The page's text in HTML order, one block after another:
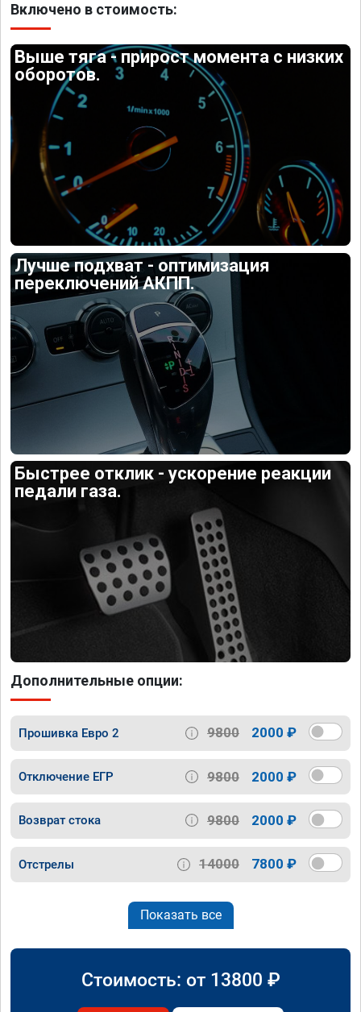
Включено в стоимость:
Выше тяга - прирост момента с низких
оборотов.
Лучше подхват - оптимизация
переключений АКПП.
Быстрее отклик - ускорение реакции
педали газа.
Дополнительные опции:
Прошивка Евро 2 9800 2000 ₽
Отключение ЕГР 9800 2000 ₽
Возврат стока 9800 2000 ₽
Отстрелы 14000 7800 ₽
Показать все
Стоимость: от 13800 ₽